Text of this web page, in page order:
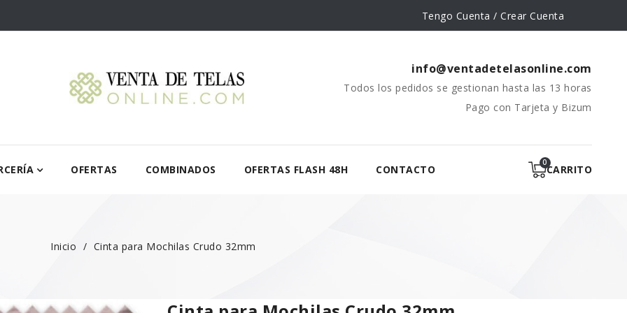
Tengo Cuenta / Crear Cuenta
info@ventadetelasonline.com
Todos los pedidos se gestionan hasta las 13 horas
Pago con Tarjeta y Bizum
OFERTAS COMBINADOS OFERTAS FLASH 48H CONTACTO CARRITO
Inicio Cinta para Mochilas Crudo 32mm